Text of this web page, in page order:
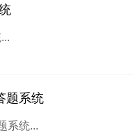
题系统
系统...